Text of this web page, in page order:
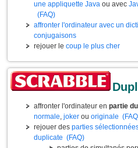
une appliquette Java ou avec
(FAQ)
affronter l'ordinateur avec un
conjugaisons
rejouer le coup le plus cher
affronter l'ordinateur en partie
normale, joker ou originale
rejouer des parties
duplicate (FAQ)